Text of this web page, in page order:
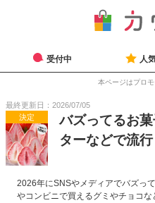
受付中 人
本ページはプロ
最終更新日：2026/07/05
決定
バズってるお
ターなどで流
2026年にSNSやメディアでバズっ
やコンビニで買えるグミやチョコ